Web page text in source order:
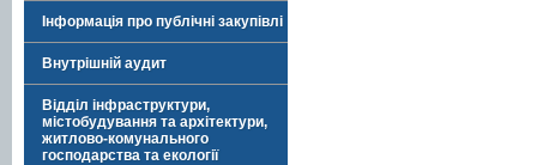
Інформація про публічні закупівлі
Внутрішній аудит
Відділ інфраструктури,
містобудування та архітектури,
житлово-комунального
господарства та екології